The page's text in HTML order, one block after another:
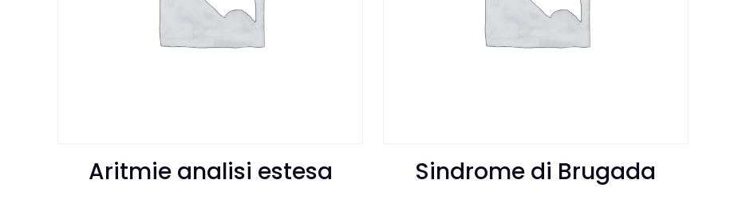
Aritmie analisi estesa Sindrome di Brugada